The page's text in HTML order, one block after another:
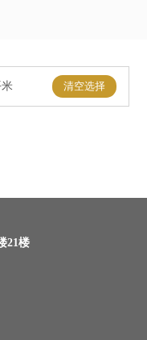
清空选择
21楼